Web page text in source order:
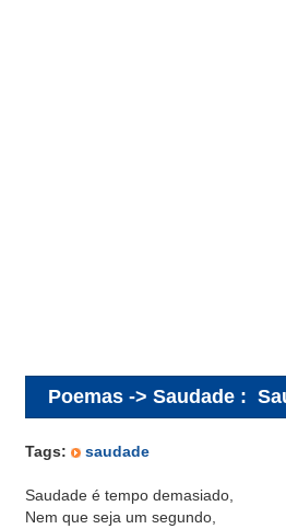
Poemas -> Saudade :
Tags: saudade
Saudade é tempo demasiado,
Nem que seja um segundo,